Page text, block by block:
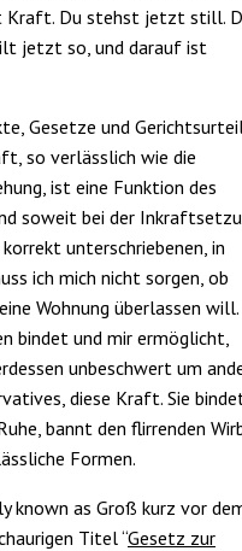
Kraft. Du stehst jetzt still.
jetzt so, und darauf ist
Gesetze und
so verlässlich wie die
ist eine Funktion des
soweit bei der
unterschriebenen, in
ich mich nicht sorgen, ob
Wohnung überlassen will.
bindet und mir ermöglicht,
unbeschwert um
diese Kraft. Sie
bannt den flirrenden
Formen.
known as Groß kurz vor
Titel “Gesetz zur